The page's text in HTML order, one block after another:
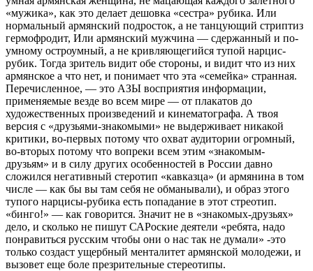
«мужика», как это делает дешовка «сестра» рубика. Или
нормальный армянский подросток, а не танцующий стриптиз
гермофродит, Или армянский мужчина — сдержанный и по-
умному остроумный, а не кривляющегийся тупой нарцис-
рубик. Тогда зритель видит обе стороны, и видит что из них
армянское а что нет, и понимает что эта «семейка» странная.
Перечисленное, — это АЗЫ восприятия информации,
применяемые везде во всем мире — от плакатов до
художественных произведений и кинематографа. А твоя
версия с «друзьями-знакомыми» не выдерживает никакой
критики, во-первых потому что охват аудитории огромный,
во-вторых потому что вопреки всем этим «знакомым-
друзьям» и в силу других особенностей в России давно
сложился негативный стеротип «кавказца» (и армянина в том
числе — как бы вы там себя не обманывали), и образ этого
тупого нарцисы-рубика есть попадание в этот стреотип.
«бинго!» — как говорится. Значит не в «знакомых-друзьях»
дело, и сколько не пишут САРоские деятели «ребята, надо
понравиться русским чтобы они о нас так не думали» -это
только создаст ущербный менталитет армянской молодежи, и
вызовет еще боле презрительные стереотипы.